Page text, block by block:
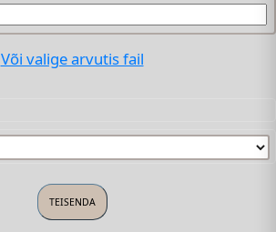
Või valige arvutis fail